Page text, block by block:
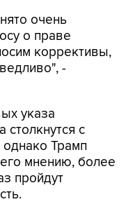
очень
о праве
коррективы,
-
указа
столкнутся с
Трамп
мнению, более
пройдут